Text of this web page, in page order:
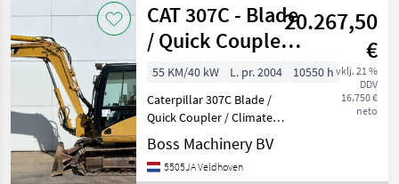
CAT 307C - Blade
/ Quick Coupler /
Climate Control
20.267,50
€
vklj. 21 %
DDV
16.750 €
neto
55 KM/40 kW L. pr. 2004
10550 h
Caterpillar 307C Blade /
Quick Coupler / Climate
Control Year: 2004
Reference number:
BM007645 Hours: 10.550
Boss Machinery BV
5505JA Veldhoven